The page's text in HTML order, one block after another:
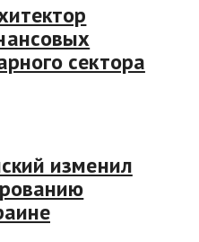
сектора
изменил